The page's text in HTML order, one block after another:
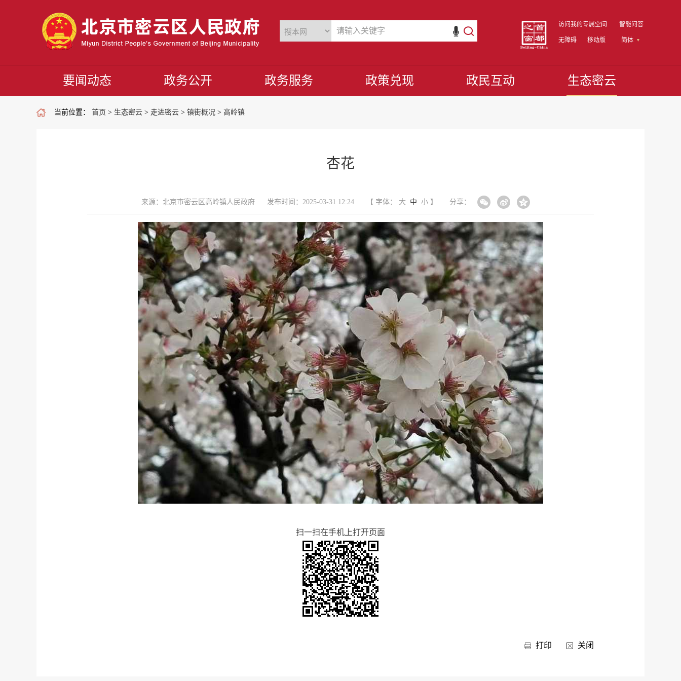
访问我的专属空间 智能问答
无障碍 移动版 简体
要闻动态 政务公开 政务服务 政策兑现 政民互动 生态密云
当前位置： 首页 > 生态密云 > 走进密云 > 镇街概况 > 高岭镇
杏花
来源：北京市密云区高岭镇人民政府 发布时间：2025-03-31 12:24 【 字体： 大 中 小】 分享：
扫一扫在手机上打开页面
打印 关闭